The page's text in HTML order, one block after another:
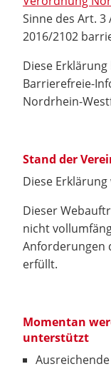
Sinne des Art. 3
2016/2102
Diese
Barrierefreie-
Nordrhein-
Stand der
Diese
Dieser
nicht
Anforderungen
erfüllt.
Momentan
unterstützt